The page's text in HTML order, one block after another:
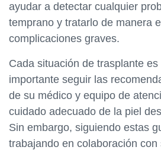
ayudar a detectar cualquier
temprano y tratarlo de manera
complicaciones graves.
Cada situación de trasplante
importante seguir las
de su médico y equipo de
cuidado adecuado de la piel
Sin embargo, siguiendo estas
trabajando en colaboración